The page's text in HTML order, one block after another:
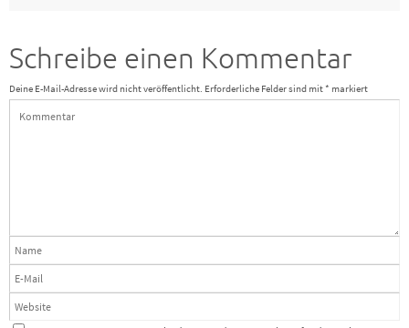
Schreibe einen Kommentar
Deine E-Mail-Adresse wird nicht veröffentlicht. Erforderliche Felder sind mit* markiert